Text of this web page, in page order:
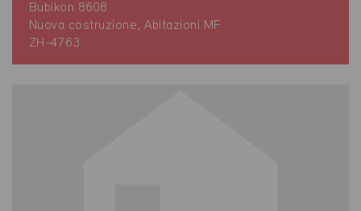
Bubikon 8608
Nuova costruzione, Abitazioni MF
ZH-4763